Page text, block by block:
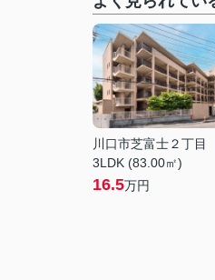
川口市芝富士２丁目
3LDK (83.00㎡)
16.5万円